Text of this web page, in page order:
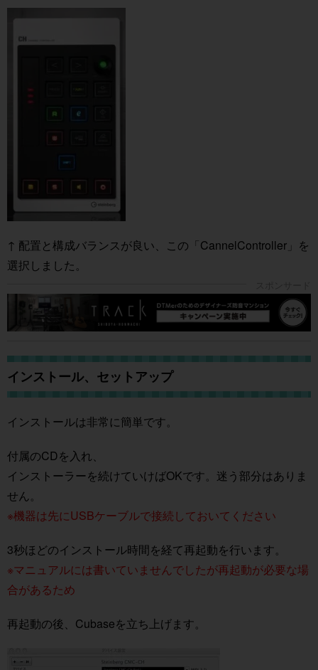
↑ 配置と構成バランスが良い、この「CannelController」を
選択しました。
インストール、セットアップ
インストールは非常に簡単です。
付属のCDを入れ、
インストーラーを続けていけばOKです。迷う部分はありま
せん。
※機器は先にUSBケーブルで接続しておいてください
3秒ほどのインストール時間を経て再起動を行います。
※マニュアルには書いていませんでしたが再起動が必要な場
合があるため
再起動の後、Cubaseを立ち上げます。